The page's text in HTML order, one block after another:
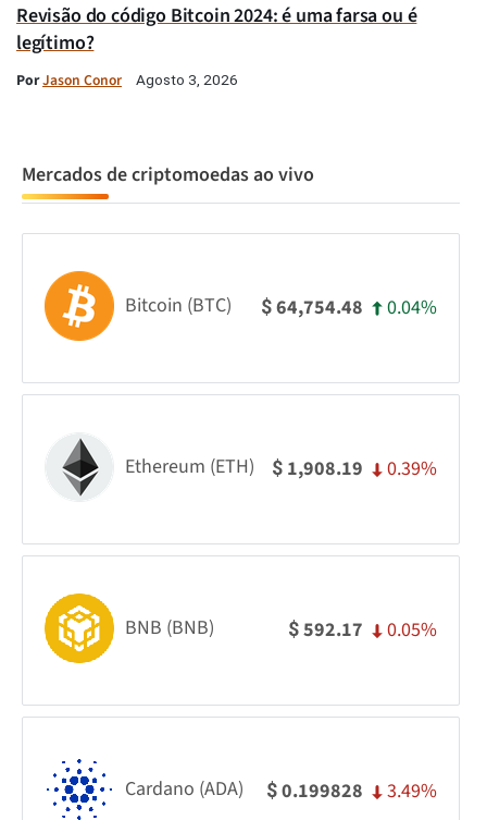
Revisão do código Bitcoin 2024: é uma farsa ou é
legítimo?
PorJason Conor Agosto 3, 2026
Mercados de criptomoedas ao vivo
Bitcoin (BTC) $64,754.48 0.04%
Ethereum (ETH) $ 1,908.19 0.39%
BNB (BNB) $592.17 0.05%
Cardano (ADA) $0.199828 3.49%